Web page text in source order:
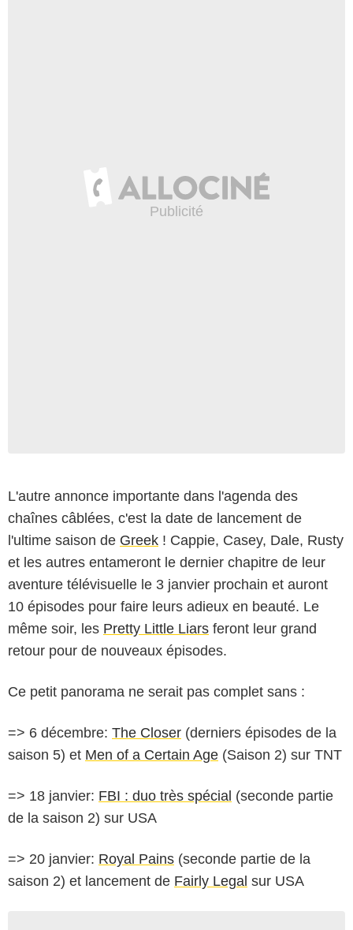
L'autre annonce importante dans l'agenda des
chaînes câblées, c'est la date de lancement de
l'ultime saison de Greek ! Cappie, Casey, Dale, Rusty
et les autres entameront le dernier chapitre de leur
aventure télévisuelle le 3 janvier prochain et auront
10 épisodes pour faire leurs adieux en beauté. Le
même soir, les Pretty Little Liars feront leur grand
retour pour de nouveaux épisodes.
Ce petit panorama ne serait pas complet sans :
=> 6 décembre: The Closer (derniers épisodes de la
saison 5) et Men of a Certain Age (Saison 2) sur TNT
=> 18 janvier: FBI : duo très spécial (seconde partie
de la saison 2) sur USA
=> 20 janvier: Royal Pains (seconde partie de la
saison 2) et lancement de Fairly Legal sur USA